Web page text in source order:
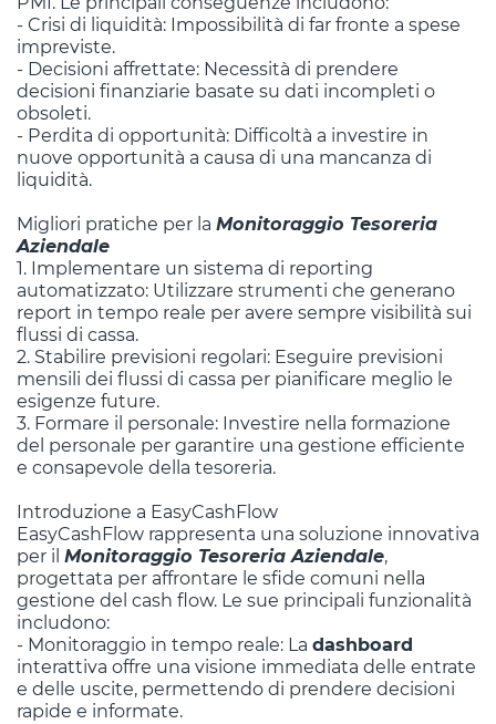
- Crisi di liquidità: Impossibilità di far fronte a spese
impreviste.
- Decisioni affrettate: Necessità di prendere
decisioni finanziarie basate su dati incompleti o
obsoleti.
- Perdita di opportunità: Difficoltà a investire in
nuove opportunità a causa di una mancanza di
liquidità.
Migliori pratiche per la Monitoraggio Tesoreria
Aziendale
1. Implementare un sistema di reporting
automatizzato: Utilizzare strumenti che generano
report in tempo reale per avere sempre visibilità sui
flussi di cassa.
2. Stabilire previsioni regolari: Eseguire previsioni
mensili dei flussi di cassa per pianificare meglio le
esigenze future.
3. Formare il personale: Investire nella formazione
del personale per garantire una gestione efficiente
e consapevole della tesoreria.
Introduzione a EasyCashFlow
EasyCashFlow rappresenta una soluzione innovativa
per il Monitoraggio Tesoreria Aziendale,
progettata per affrontare le sfide comuni nella
gestione del cash flow. Le sue principali funzionalità
includono:
- Monitoraggio in tempo reale: La dashboard
interattiva offre una visione immediata delle entrate
e delle uscite, permettendo di prendere decisioni
rapide e informate.